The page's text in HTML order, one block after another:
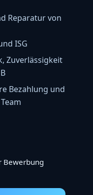
Reparatur von
ISG
Zuverlässigkeit
Bezahlung und
Bewerbung